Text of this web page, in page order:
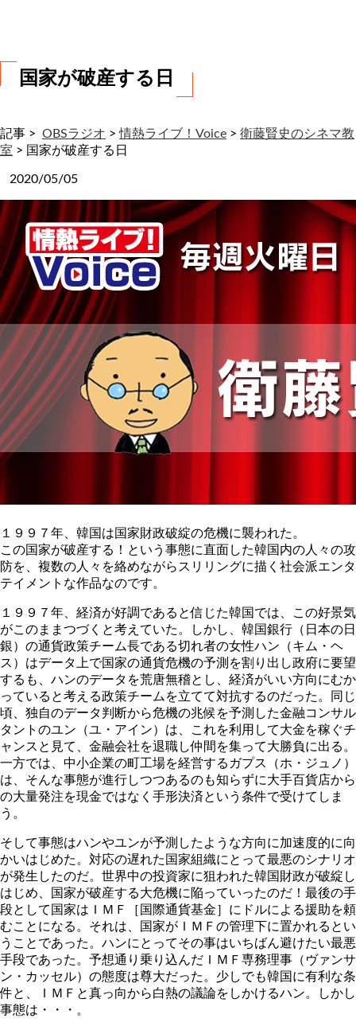
国家が破産する日
記事 > OBSラジオ >情熱ライブ！Voice > 衛藤賢史のシネマ教
室 > 国家が破産する日
2020/05/05
１９９７年、韓国は国家財政破綻の危機に襲われた。
この国家が破産する！という事態に直面した韓国内の人々の攻
防を、複数の人々を絡めながらスリリングに描く社会派エンタ
テイメントな作品なのです。
１９９７年、経済が好調であると信じた韓国では、この好景気
がこのままつづくと考えていた。しかし、韓国銀行（日本の日
銀）の通貨政策チーム長である切れ者の女性ハン（キム・ヘ
ス）はデータ上で国家の通貨危機の予測を割り出し政府に要望
するも、ハンのデータを荒唐無稽とし、経済がいい方向にむか
っていると考える政策チームを立てて対抗するのだった。同じ
頃、独自のデータ判断から危機の兆候を予測した金融コンサル
タントのユン（ユ・アイン）は、これを利用して大金を稼ぐチ
ャンスと見て、金融会社を退職し仲間を集って大勝負に出る。
一方では、中小企業の町工場を経営するガプス（ホ・ジュノ）
は、そんな事態が進行しつつあるのも知らずに大手百貨店から
の大量発注を現金ではなく手形決済という条件で受けてしま
う。
そして事態はハンやユンが予測したような方向に加速度的に向
かいはじめた。対応の遅れた国家組織にとって最悪のシナリオ
が発生したのだ。世界中の投資家に狙われた韓国財政が破綻し
はじめ、国家が破産する大危機に陥っていったのだ！最後の手
段として国家はＩＭＦ［国際通貨基金］にドルによる援助を頼
むことになる。それは、国家がＩＭＦの管理下に置かれるとい
うことであった。ハンにとってその事はいちばん避けたい最悪
手段であった。予想通り乗り込んだＩＭＦ専務理事（ヴァンサ
ン・カッセル）の態度は尊大だった。少しでも韓国に有利な条
件と、ＩＭＦと真っ向から白熱の議論をしかけるハン。しかし
事態は・・・。